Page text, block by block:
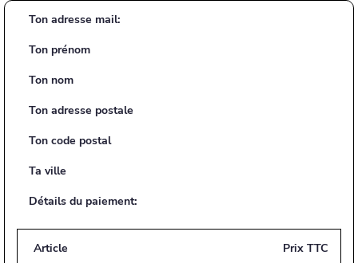
Ton adresse mail:
Ton prénom
Ton nom
Ton adresse postale
Ton code postal
Ta ville
Détails du paiement:
Article Prix TTC